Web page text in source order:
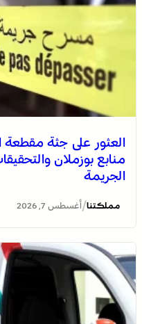
العثور على جثة
منابع بوزملان
الجريمة
مملكتنا/ أغسطس 7, 2026